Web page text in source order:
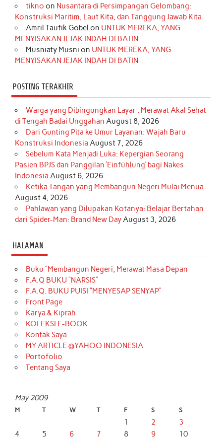
o
k
r
a
m
e
s
t
I
n
r
e
tikno on Nusantara di Persimpangan Gelombang:
Konstruksi Maritim, Laut Kita, dan Tanggung Jawab Kita
Amril Taufik Gobel on UNTUK MEREKA, YANG
MENYISAKAN JEJAK INDAH DI BATIN
Musniaty Musni on UNTUK MEREKA, YANG
MENYISAKAN JEJAK INDAH DI BATIN
POSTING TERAKHIR
Warga yang Dibingungkan Layar : Merawat Akal Sehat
di Tengah Badai Unggahan August 8, 2026
Dari Gunting Pita ke Umur Layanan: Wajah Baru
Konstruksi Indonesia August 7, 2026
Sebelum Kata Menjadi Luka: Kepergian Seorang
Pasien BPJS dan Panggilan ‘Einfühlung’ bagi Nakes
Indonesia August 6, 2026
Ketika Tangan yang Membangun Negeri Mulai Menua
August 4, 2026
Pahlawan yang Dilupakan Kotanya: Belajar Bertahan
dari Spider-Man: Brand New DayAugust 3, 2026
HALAMAN
Buku “Membangun Negeri, Merawat Masa Depan
F.A.Q BUKU “NARSIS”
F.A.Q. BUKU PUISI “MENYESAP SENYAP”
Front Page
Karya & Kiprah
KOLEKSI E-BOOK
Kontak Saya
MY ARTICLE @YAHOO INDONESIA
Portofolio
Tentang Saya
May 2009
M T W T F S S
1 2
3
4
5 6 7 8 9 10